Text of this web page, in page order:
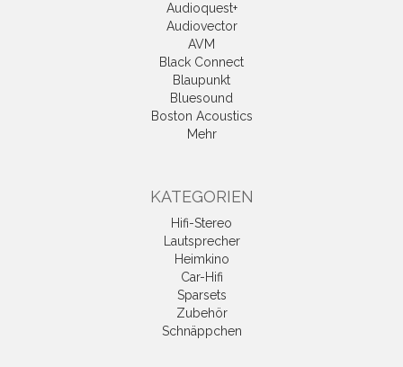
Audioquest+
Audiovector
AVM
Black Connect
Blaupunkt
Bluesound
Boston Acoustics
Mehr
KATEGORIEN
Hifi-Stereo
Lautsprecher
Heimkino
Car-Hifi
Sparsets
Zubehör
Schnäppchen